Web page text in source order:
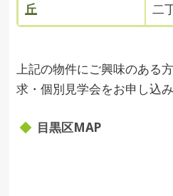
丘
二
上記の物件にご興味のある
求・個別見学会をお申し込み
目黒区MAP